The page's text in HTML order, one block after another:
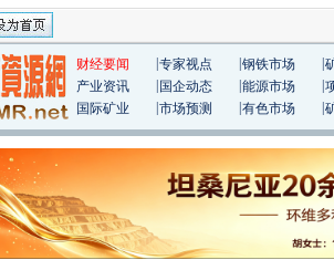
财经要闻 专家视点 钢铁市场
产业资讯
国企动态 能源市场
国际矿业
市场预测 有色市场